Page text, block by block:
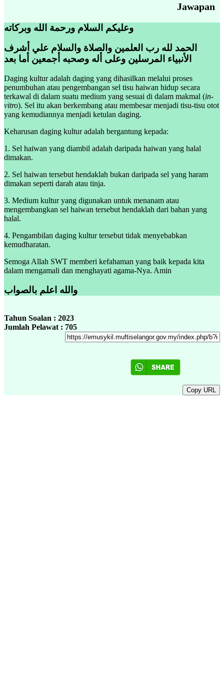
Jawapan
وعليكم السلام ورحمة الله وبركاته
الحمد لله رب العلمين والصلاة والسلام علي أشرف
الأنبياء المرسلين وعلى أله وصحبه أجمعين أما بعد
Daging kultur adalah daging yang dihasilkan melalui proses
penumbuhan atau pengembangan sel tisu haiwan hidup secara
terkawal di dalam suatu medium yang sesuai di dalam makmal (in-
vitro). Sel itu akan berkembang atau membesar menjadi tisu-tisu otot
yang kemudiannya menjadi ketulan daging.
Keharusan daging kultur adalah bergantung kepada:
1. Sel haiwan yang diambil adalah daripada haiwan yang halal
dimakan.
2. Sel haiwan tersebut hendaklah bukan daripada sel yang haram
dimakan seperti darah atau tinja.
3. Medium kultur yang digunakan untuk menanam atau
mengembangkan sel haiwan tersebut hendaklah dari bahan yang
halal.
4. Pengambilan daging kultur tersebut tidak menyebabkan
kemudharatan.
Semoga Allah SWT memberi kefahaman yang baik kepada kita
dalam mengamali dan menghayati agama-Nya. Amin
والله اعلم بالصواب
Tahun Soalan : 2023
Jumlah Pelawat : 705
Copy URL